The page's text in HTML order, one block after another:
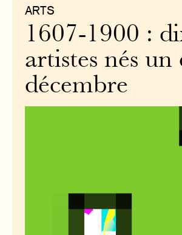
ARTS
1607-1900 :
artistes nés un
décembre